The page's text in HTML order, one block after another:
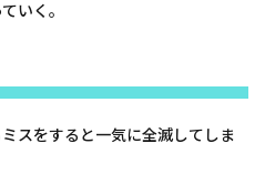
いく。
スをすると一気に全滅してしま